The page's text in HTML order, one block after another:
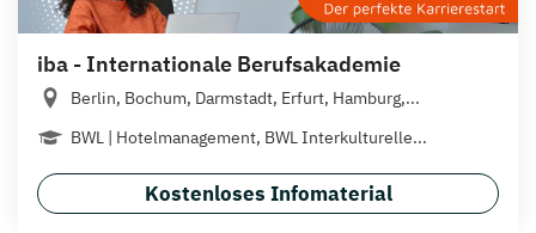
iba - Internationale Berufsakademie
Berlin, Bochum, Darmstadt, Erfurt, Hamburg,...
BWL | Hotelmanagement, BWL Interkulturelle...
Kostenloses Infomaterial